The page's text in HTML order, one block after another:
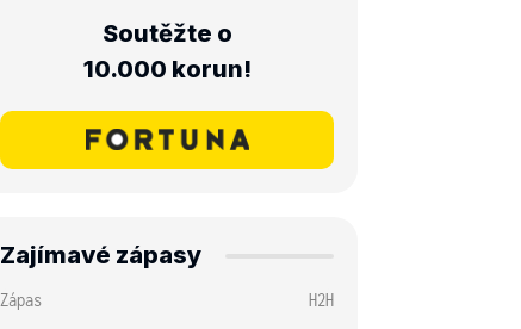
Soutěžte o
10.000 korun!
Zajímavé zápasy
Zápas
H2H